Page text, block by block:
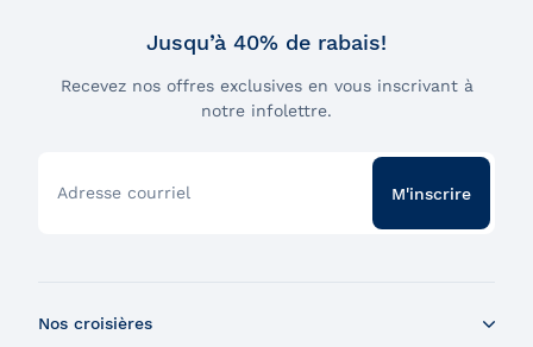
Jusqu’à 40% de rabais!
Recevez nos offres exclusives en vous inscrivant à
notre infolettre.
Adresse courriel M'inscrire
Nos croisières